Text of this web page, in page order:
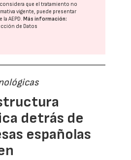
que el tratamiento no
vigente, puede presentar
laAEPD.Más información:
de Datos
detrás de
españolas